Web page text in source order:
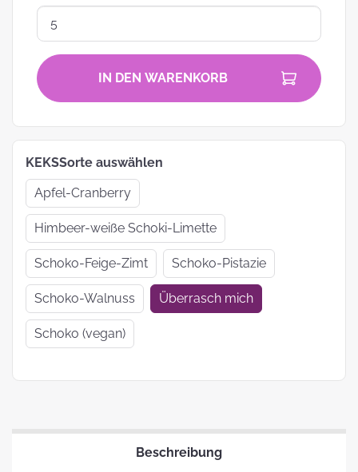
IN DEN WARENKORB
KEKSSorte auswählen
Apfel-Cranberry
Himbeer-weiße Schoki-Limette
Schoko-Feige-Zimt Schoko-Pistazie
Schoko-Walnuss Überrasch mich
Schoko (vegan)
Beschreibung